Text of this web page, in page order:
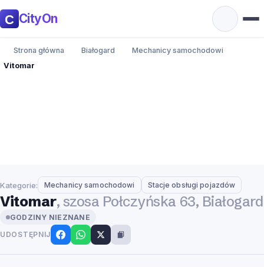
CityOn
Strona główna Białogard
Mechanicy samochodowi
Vitomar
Kategorie: Mechanicy samochodowi Stacje obsługi pojazdów
Vitomar, szosa Połczyńska 63, Białogard
GODZINY NIEZNANE
UDOSTĘPNIJ